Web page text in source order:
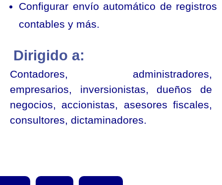
Configurar envío automático de registros
contables y más.
Dirigido a:
Contadores, administradores,
empresarios, inversionistas, dueños de
negocios, accionistas, asesores fiscales,
consultores, dictaminadores.